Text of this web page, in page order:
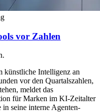
vor Zahlen
künstliche Intelligenz an
vor den Quartalszahlen,
meldet das
für Marken im KI-Zeitalter
seine interne Agenten-